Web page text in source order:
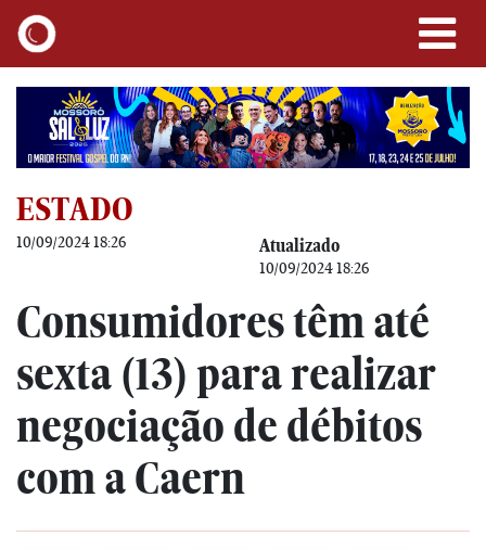
ESTADO
10/09/2024 18:26 Atualizado
10/09/2024 18:26
Consumidores têm até
sexta (13) para realizar
negociação de débitos
com a Caern